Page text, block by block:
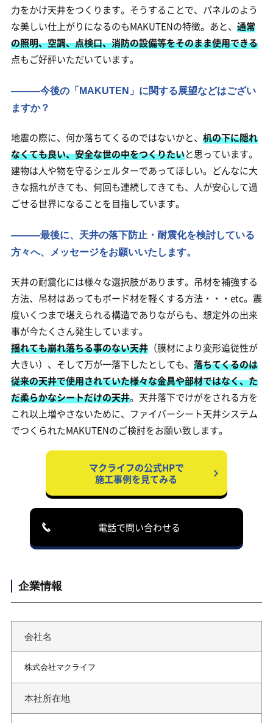
力をかけ天井をつくります。そうすることで、パネルのよう
な美しい仕上がりになるのもMAKUTENの特徴。あと、 通常
の照明、空調、点検口、消防の設備等をそのまま使用できる
点もご好評いただいています。
―――今後の「MAKUTEN」に関する展望などはござい
ますか？
地震の際に、何か落ちてくるのではないかと、 机の下に隠れ
なくても良い、安全な世の中をつくりたいと思っています。
建物は人や物を守るシェルターであってほしい。どんなに大
きな揺れがきても、何回も連続してきても、人が安心して過
ごせる世界になることを目指しています。
―――最後に、天井の落下防止・耐震化を検討している
方々へ、メッセージをお願いいたします。
天井の耐震化には様々な選択肢があります。吊材を補強する
方法、吊材はあってもボード材を軽くする方法・・・etc。震
度いくつまで堪えられる構造でありながらも、想定外の出来
事が今たくさん発生しています。
揺れても崩れ落ちる事のない天井（膜材により変形追従性が
大きい）、そして万が一落下したとしても、 落ちてくるのは
従来の天井で使用されていた様々な金具や部材ではなく、た
だ柔らかなシートだけの天井。天井落下でけがをされる方を
これ以上増やさないために、ファイバーシート天井システム
でつくられたMAKUTENのご検討をお願い致します。
マクライフの公式HPで
施工事例を見てみる
電話で問い合わせる
企業情報
会社名
株式会社マクライフ
本社所在地